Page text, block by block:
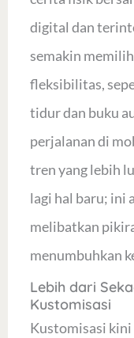
digital dan
semakin
fleksibilitas,
tidur dan buku
perjalanan di
tren yang lebih
lagi hal baru; ini
melibatkan
menumbuhkan
Lebih dari
Kustomisasi
Kustomisasi